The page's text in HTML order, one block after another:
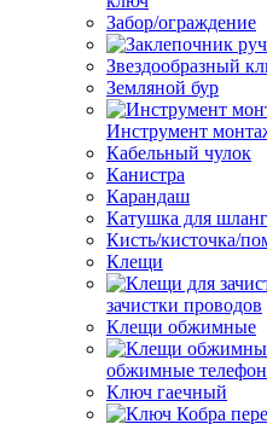
Забор/ограждение
Звездообразный
Земляной бур
Инструмент
Кабельный чулок
Канистра
Карандаш
Катушка для
Кисть/кисточка/
Клещи
зачистки проводов
Клещи обжимные
обжимные
Ключ гаечный